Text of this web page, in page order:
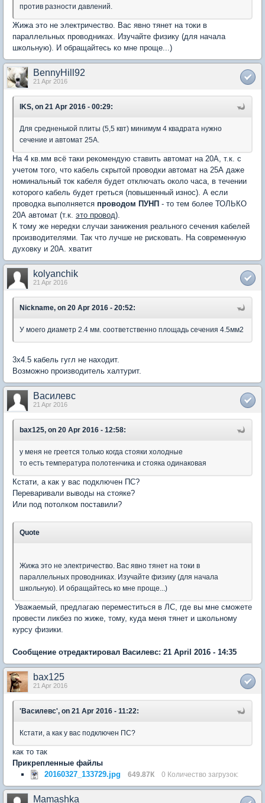
против разности давлений.
Жижа это не электричество. Вас явно тянет на токи в
параллельных проводниках. Изучайте физику (для начала
школьную). И обращайтесь ко мне проще...)
BennyHill92
21 Apr 2016
IKS, on 21 Apr 2016 - 00:29:
Для средненькой плиты (5,5 квт) минимум 4 квадрата нужно
сечение и автомат 25А.
На 4 кв.мм всё таки рекомендую ставить автомат на 20А, т.к. с
учетом того, что кабель скрытой проводки автомат на 25А даже
номинальный ток кабеля будет отключать около часа, в течении
которого кабель будет греться (повышенный износ). А если
проводка выполняется проводом ПУНП - то тем более ТОЛЬКО
20А автомат (т.к. это провод).
К тому же нередки случаи занижения реального сечения кабелей
производителями. Так что лучше не рисковать. На современную
духовку и 20А. хватит
kolyanchik
21 Apr 2016
Nickname, on 20 Apr 2016 - 20:52:
У моего диаметр 2.4 мм. соответственно площадь сечения 4.5мм2
3х4.5 кабель гугл не находит.
Возможно производитель халтурит.
Василевс
21 Apr 2016
bax125, on 20 Apr 2016 - 12:58:
у меня не греется только когда стояки холодные
то есть температура полотенчика и стояка одинаковая
Кстати, а как у вас подключен ПС?
Переваривали выводы на стояке?
Или под потолком поставили?
Quote
Жижа это не электричество. Вас явно тянет на токи в
параллельных проводниках. Изучайте физику (для начала
школьную). И обращайтесь ко мне проще...)
Уважаемый, предлагаю переместиться в ЛС, где вы мне сможете
провести ликбез по жиже, тому, куда меня тянет и школьному
курсу физики.
Сообщение отредактировал Василевс: 21 April 2016 - 14:35
bax125
21 Apr 2016
'Василевс', on 21 Apr 2016 - 11:22:
Кстати, а как у вас подключен ПС?
как то так
Прикрепленные файлы
20160327_133729.jpg
649.87К 0 Количество загрузок:
Mamashka